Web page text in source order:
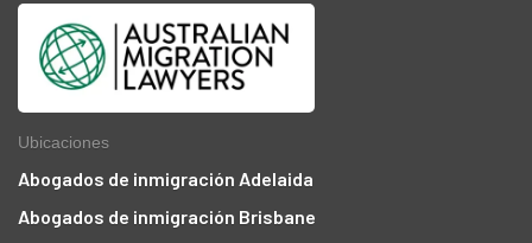
Ubicaciones
Abogados de inmigración Adelaida
Abogados de inmigración Brisbane